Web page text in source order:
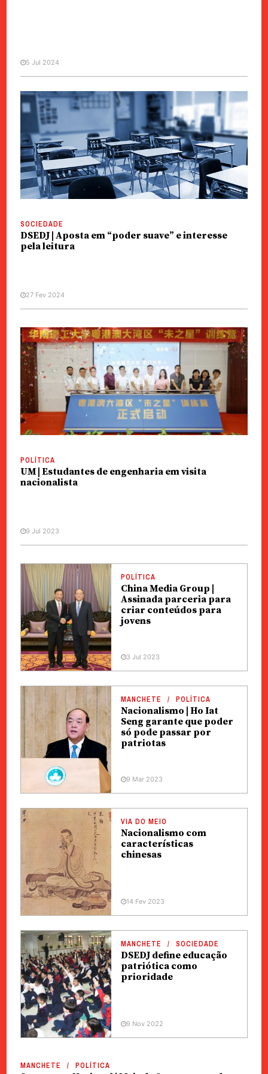
MANCHETE POLÍTICA
Nacionalismo | Professores
proibidos de prejudicar a
imagem do país
5 Jul 2024
SOCIEDADE
DSEDJ | Aposta em “poder suave” e interesse
pela leitura
27 Fev 2024
POLÍTICA
UM | Estudantes de engenharia em visita
nacionalista
9 Jul 2023
POLÍTICA
China Media Group |
Assinada parceria para
criar conteúdos para
jovens
3 Jul 2023
MANCHETE POLÍTICA
Nacionalismo | Ho Iat
Seng garante que poder
só pode passar por
patriotas
9 Mar 2023
VIA DO MEIO
Nacionalismo com
características
chinesas
14 Fev 2023
MANCHETE SOCIEDADE
DSEDJ define educação
patriótica como
prioridade
9 Nov 2022
MANCHETE POLÍTICA